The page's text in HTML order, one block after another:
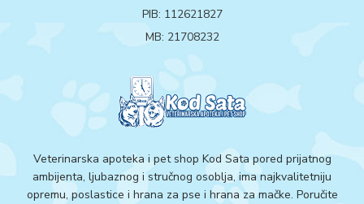
PIB: 112621827
MB: 21708232
Veterinarska apoteka i pet shop Kod Sata pored prijatnog
ambijenta, ljubaznog i stručnog osoblja, ima najkvalitetniju
opremu, poslastice i hrana za pse i hrana za mačke. Poručite